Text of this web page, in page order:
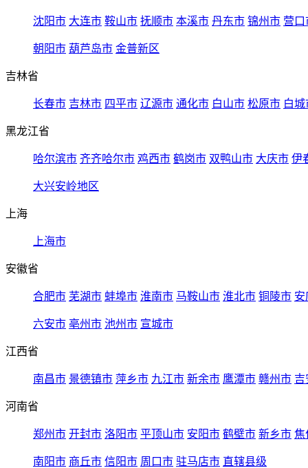
沈阳市 大连市 鞍山市 抚顺市 本溪市 丹东市 锦州市 营口
朝阳市 葫芦岛市 金普新区
吉林省
长春市 吉林市 四平市 辽源市 通化市 白山市 松原市 白城
黑龙江省
哈尔滨市 齐齐哈尔市 鸡西市 鹤岗市 双鸭山市 大庆市 伊
大兴安岭地区
上海
上海市
安徽省
合肥市 芜湖市 蚌埠市 淮南市 马鞍山市 淮北市 铜陵市 安
六安市 亳州市 池州市 宣城市
江西省
南昌市 景德镇市 萍乡市 九江市 新余市 鹰潭市 赣州市 吉
河南省
郑州市 开封市 洛阳市 平顶山市 安阳市 鹤壁市 新乡市 焦
南阳市 商丘市 信阳市 周口市 驻马店市 直辖县级